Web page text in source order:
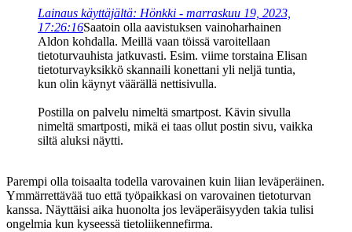
Lainaus käyttäjältä: Hönkki - marraskuu 19, 2023,
17:26:16Saatoin olla aavistuksen vainoharhainen
Aldon kohdalla. Meillä vaan töissä varoitellaan
tietoturvauhista jatkuvasti. Esim. viime torstaina Elisan
tietoturvayksikkö skannaili konettani yli neljä tuntia,
kun olin käynyt väärällä nettisivulla.
Postilla on palvelu nimeltä smartpost. Kävin sivulla
nimeltä smartposti, mikä ei taas ollut postin sivu, vaikka
siltä aluksi näytti.
Parempi olla toisaalta todella varovainen kuin liian leväperäinen.
Ymmärrettävää tuo että työpaikkasi on varovainen tietoturvan
kanssa. Näyttäisi aika huonolta jos leväperäisyyden takia tulisi
ongelmia kun kyseessä tietoliikennefirma.